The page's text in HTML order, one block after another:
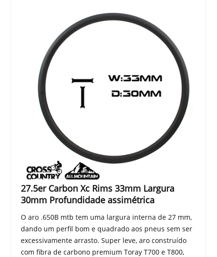
27.5er Carbon Xc Rims 33mm Largura
30mm Profundidade assimétrica
O aro .650B mtb tem uma largura interna de 27 mm,
dando um perfil bom e quadrado aos pneus sem ser
excessivamente arrasto. Super leve, aro construído
com fibra de carbono premium Toray T700 e T800,